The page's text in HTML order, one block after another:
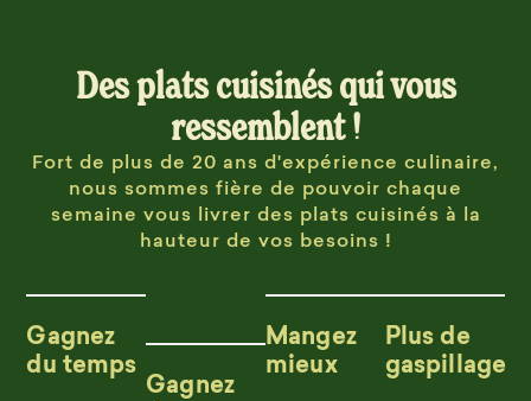
Des plats cuisinés qui vous
ressemblent !
Fort de plus de 20 ans d'expérience culinaire,
nous sommes fière de pouvoir chaque
semaine vous livrer des plats cuisinés à la
hauteur de vos besoins !
Gagnez
du temps
Gagnez
Mangez
mieux
Plus de
gaspillage